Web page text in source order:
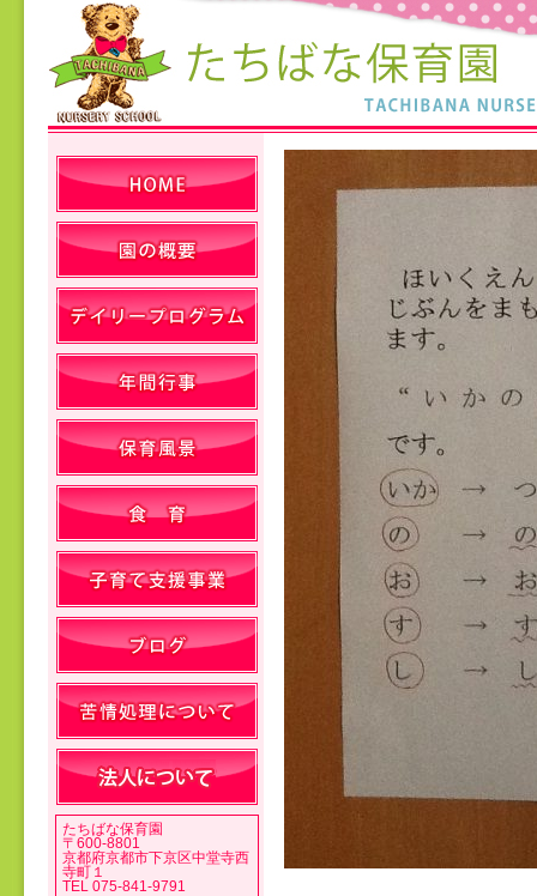
たちばな保育園
〒600-8801
京都府京都市下京区中堂寺西
寺町１
TEL 075-841-9791